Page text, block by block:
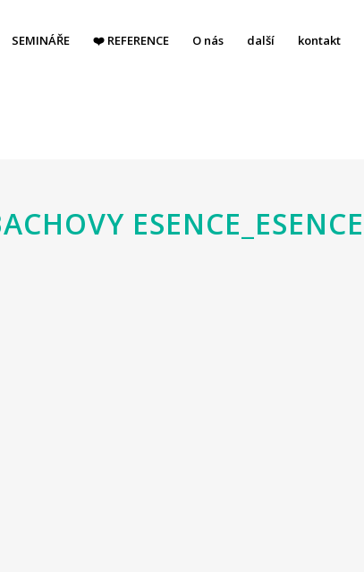
SEMINÁŘE ❤️ REFERENCE O nás další kontakt
ESENCE_ESENCE